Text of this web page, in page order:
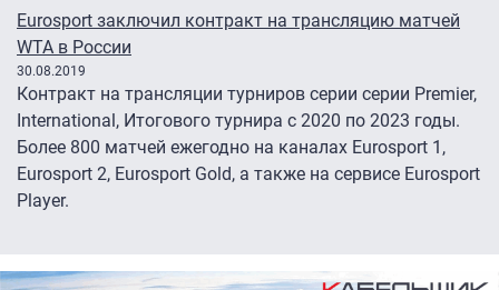
Eurosport заключил контракт на трансляцию матчей
WTA в России
30.08.2019
Контракт на трансляции турниров серии серии Premier,
International, Итогового турнира с 2020 по 2023 годы.
Более 800 матчей ежегодно на каналах Eurosport 1,
Eurosport 2, Eurosport Gold, а также на сервисе Eurosport
Player.